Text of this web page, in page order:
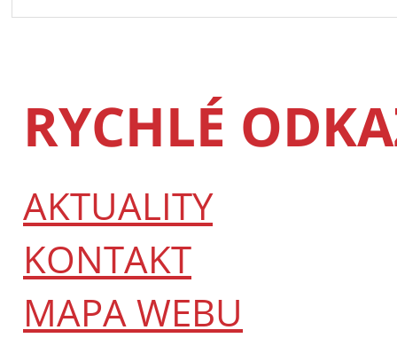
RYCHLÉ
AKTUALITY
KONTAKT
MAPA WEBU